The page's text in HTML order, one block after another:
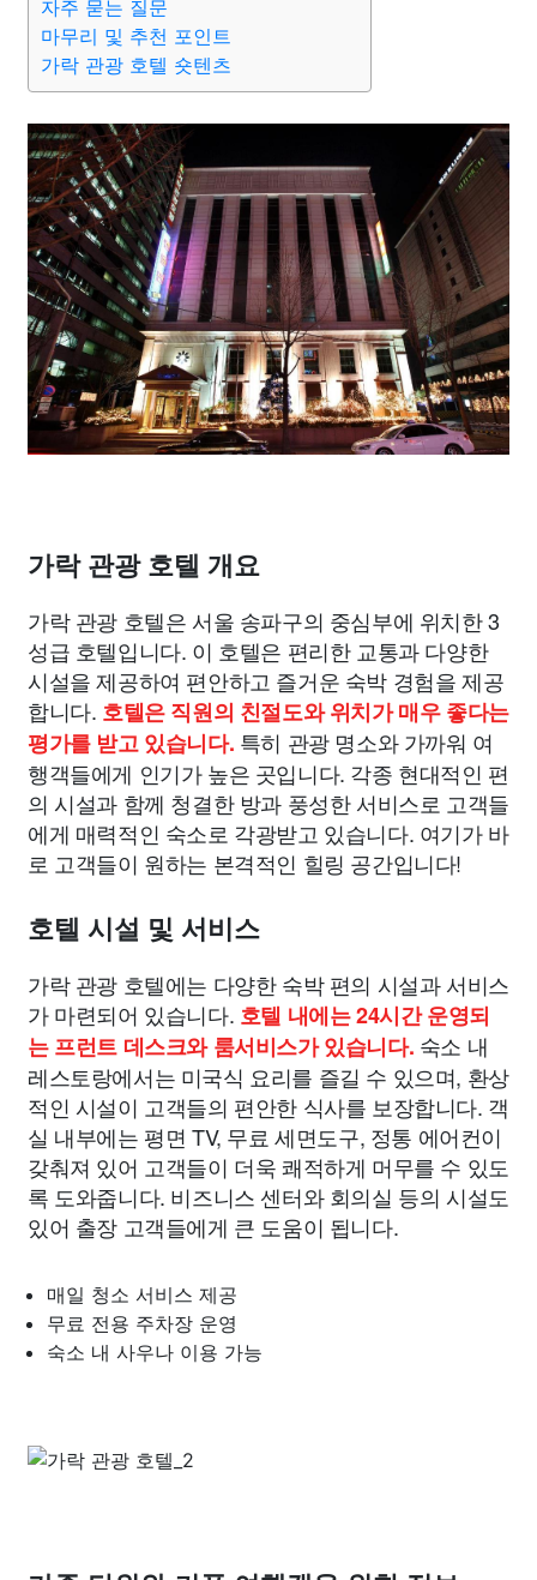
자주 묻는 질문
마무리 및 추천 포인트
가락 관광 호텔 숏텐츠
가락 관광 호텔 개요
가락 관광 호텔은 서울 송파구의 중심부에 위치한 3
성급 호텔입니다. 이 호텔은 편리한 교통과 다양한
시설을 제공하여 편안하고 즐거운 숙박 경험을 제공
합니다. 호텔은 직원의 친절도와 위치가 매우 좋다는
평가를 받고 있습니다. 특히 관광 명소와 가까워 여
행객들에게 인기가 높은 곳입니다. 각종 현대적인 편
의 시설과 함께 청결한 방과 풍성한 서비스로 고객들
에게 매력적인 숙소로 각광받고 있습니다. 여기가 바
로 고객들이 원하는 본격적인 힐링 공간입니다!
호텔 시설 및 서비스
가락 관광 호텔에는 다양한 숙박 편의 시설과 서비스
가 마련되어 있습니다. 호텔 내에는 24시간 운영되
는 프런트 데스크와 룸서비스가 있습니다. 숙소 내
레스토랑에서는 미국식 요리를 즐길 수 있으며, 환상
적인 시설이 고객들의 편안한 식사를 보장합니다. 객
실 내부에는 평면 TV, 무료 세면도구, 정통 에어컨이
갖춰져 있어 고객들이 더욱 쾌적하게 머무를 수 있도
록 도와줍니다. 비즈니스 센터와 회의실 등의 시설도
있어 출장 고객들에게 큰 도움이 됩니다.
매일 청소 서비스 제공
무료 전용 주차장 운영
숙소 내 사우나 이용 가능